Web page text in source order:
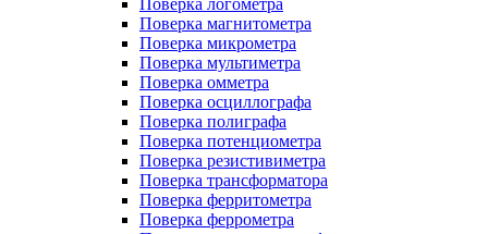
Поверка логометра
Поверка магнитометра
Поверка микрометра
Поверка мультиметра
Поверка омметра
Поверка осциллографа
Поверка полиграфа
Поверка потенциометра
Поверка резистивиметра
Поверка трансформатора
Поверка ферритометра
Поверка феррометра